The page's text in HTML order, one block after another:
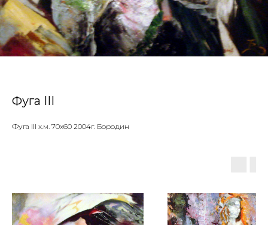
Фуга III
Фуга III х.м. 70х60 2004г. Бородин